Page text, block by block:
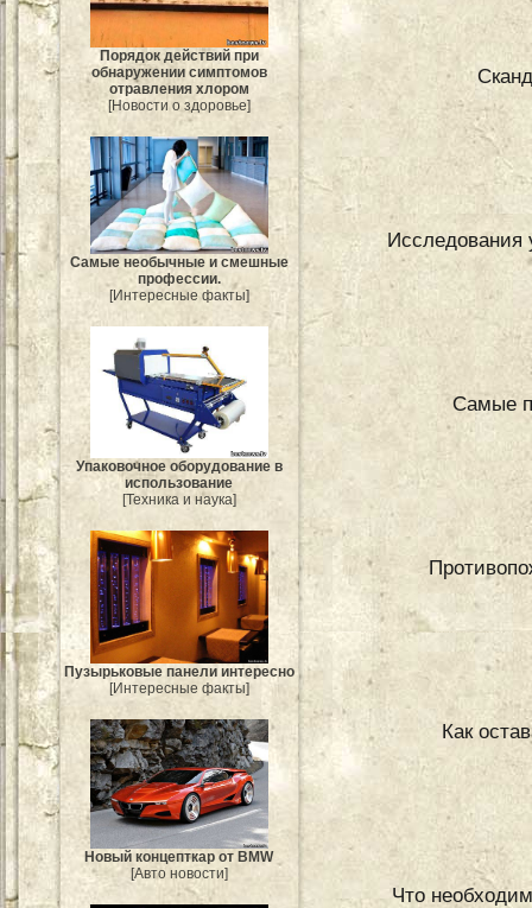
Порядок действий при
обнаружении симптомов
отравления хлором
[Новости о здоровье]
Самые необычные и смешные
профессии.
[Интересные факты]
Упаковочное оборудование в
использование
[Техника и наука]
Пузырьковые панели интересно
[Интересные факты]
Новый концепткар от BMW
[Авто новости]
Самые
Как
Что